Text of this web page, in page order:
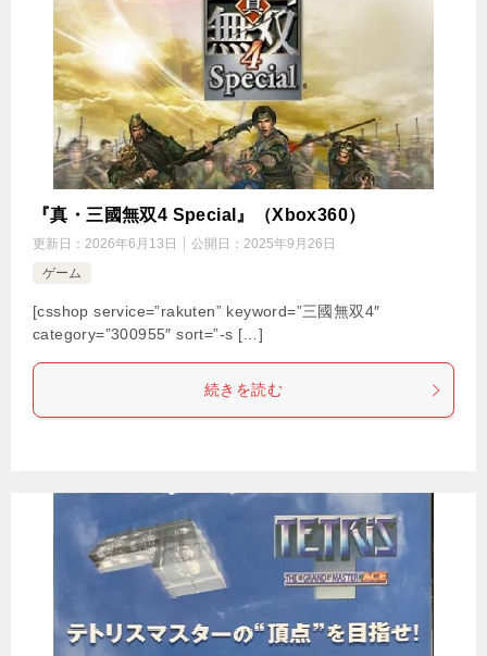
『真・三國無双4 Special』（Xbox360）
更新日： 2026年6月13日 公開日： 2025年9月26日
ゲーム
[csshop service=”rakuten” keyword=”三國無双4″
category=”300955″ sort=”-s […]
続きを読む